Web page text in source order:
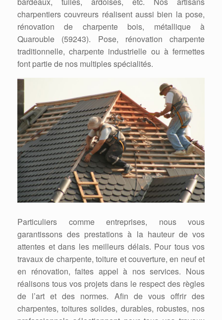
charpentiers couvreurs réalisent aussi bien la pose,
rénovation de charpente bois, métallique à
Quarouble (59243). Pose, rénovation charpente
traditionnelle, charpente industrielle ou à fermettes
font partie de nos multiples spécialités.
Particuliers comme entreprises, nous vous
garantissons des prestations à la hauteur de vos
attentes et dans les meilleurs délais. Pour tous vos
travaux de charpente, toiture et couverture, en neuf et
en rénovation, faites appel à nos services. Nous
réalisons tous vos projets dans le respect des règles
de l’art et des normes. Afin de vous offrir des
charpentes, toitures solides, durables, robustes, nos